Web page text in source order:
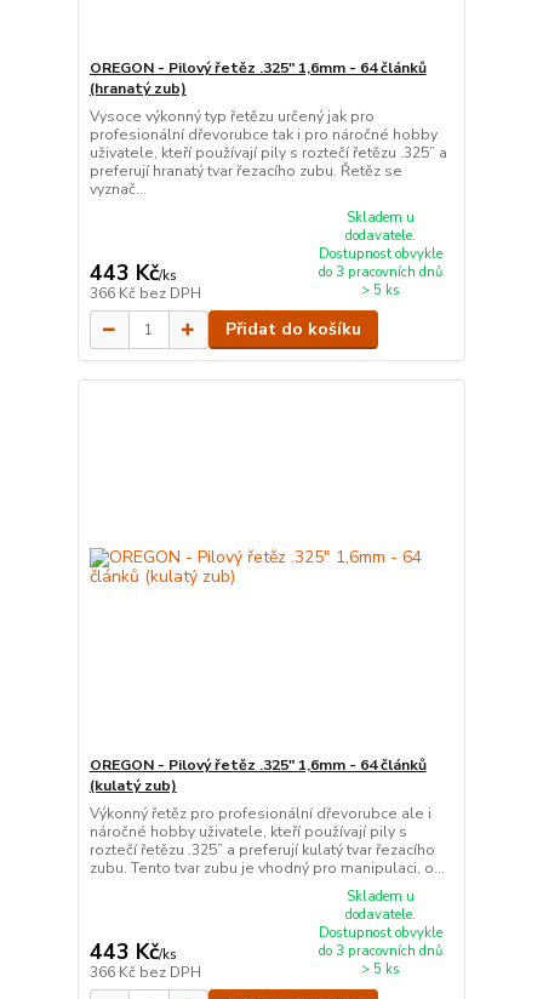
OREGON - Pilový řetěz .325" 1,6mm - 64 článků
(hranatý zub)
Vysoce výkonný typ řetězu určený jak pro
profesionální dřevorubce tak i pro náročné hobby
uživatele, kteří používají pily s roztečí řetězu .325” a
preferují hranatý tvar řezacího zubu. Řetěz se
vyznač...
443 Kč/ks
366 Kč bez DPH
Skladem u
dodavatele.
Dostupnost obvykle
do 3 pracovních dnů
> 5 ks
Přidat do košíku
OREGON - Pilový řetěz .325" 1,6mm - 64 článků
(kulatý zub)
Výkonný řetěz pro profesionální dřevorubce ale i
náročné hobby uživatele, kteří používají pily s
roztečí řetězu .325” a preferují kulatý tvar řezacího
zubu. Tento tvar zubu je vhodný pro manipulaci, o...
443 Kč/ks
366 Kč bez DPH
Skladem u
dodavatele.
Dostupnost obvykle
do 3 pracovních dnů
> 5 ks